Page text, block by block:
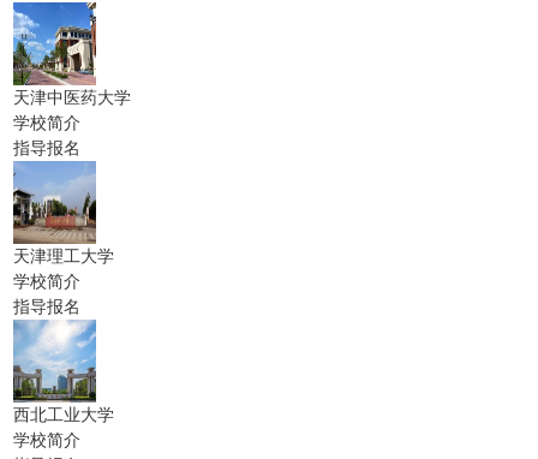
天津中医药大学
学校简介
指导报名
天津理工大学
学校简介
指导报名
西北工业大学
学校简介